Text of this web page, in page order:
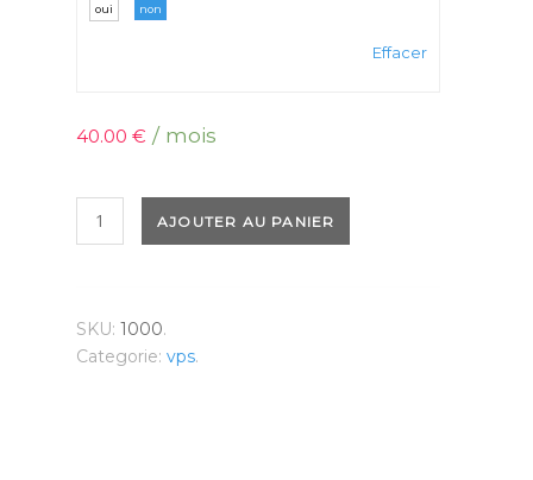
oui non
Effacer
40.00 € / mois
AJOUTER AU PANIER
SKU: 1000.
Categorie: vps.